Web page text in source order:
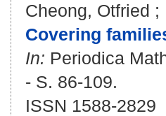
Cheong, Otfried ;
Covering
In: Periodica
- S. 86-109.
ISSN 1588-2829